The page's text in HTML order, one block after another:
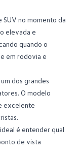
SUV no momento da
elevada e
quando o
em rodovia e
dos grandes
O modelo
excelente
é entender qual
de vista